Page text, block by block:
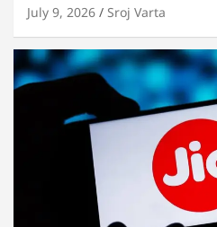
July 9, 2026 Sroj Varta